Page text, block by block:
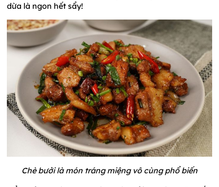
dừa là ngon hết sẩy!
Chè bưởi là món tráng miệng vô cùng phổ biến